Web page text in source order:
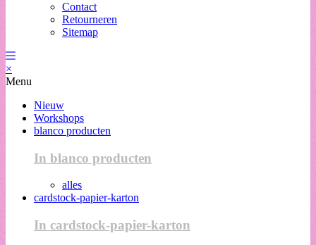
Contact
Retourneren
Sitemap
×
Menu
Nieuw
Workshops
blanco producten
In blanco producten
alles
cardstock-papier-karton
In cardstock-papier-karton